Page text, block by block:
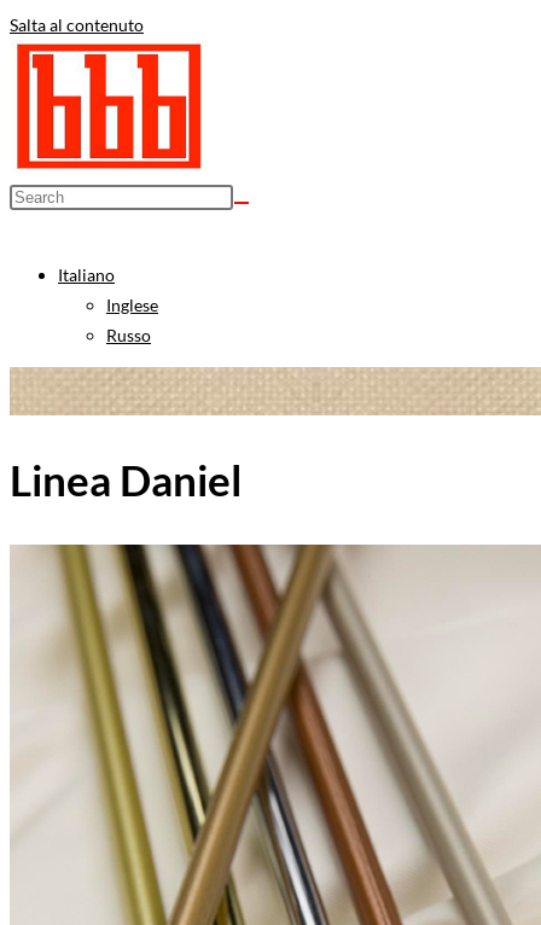
Salta al contenuto
Italiano
Inglese
Russo
Linea Daniel